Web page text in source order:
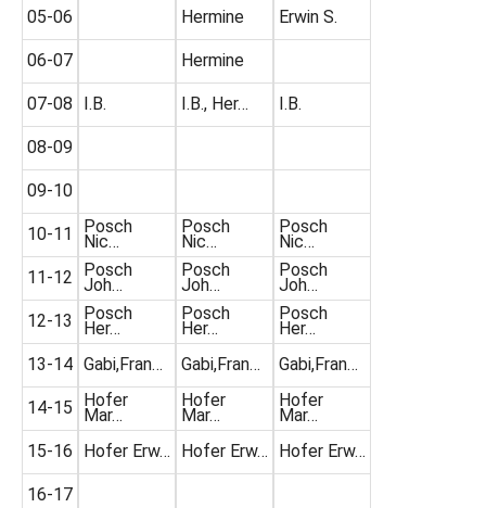
05-06
06-07
07-08
08-09
09-10
10-11
11-12
12-13
13-14
14-15
15-16
16-17
I.B.
Posch
Nic…
Posch
Joh…
Posch
Her…
Gabi,Fran…
Hofer
Mar…
Hofer Erw…
Hermine
Hermine
I.B., Her…
Posch
Nic…
Posch
Joh…
Posch
Her…
Gabi,Fran…
Hofer
Mar…
Hofer Erw…
Erwin S.
I.B.
Posch
Nic…
Posch
Joh…
Posch
Her…
Gabi,Fran…
Hofer
Mar…
Hofer Erw…